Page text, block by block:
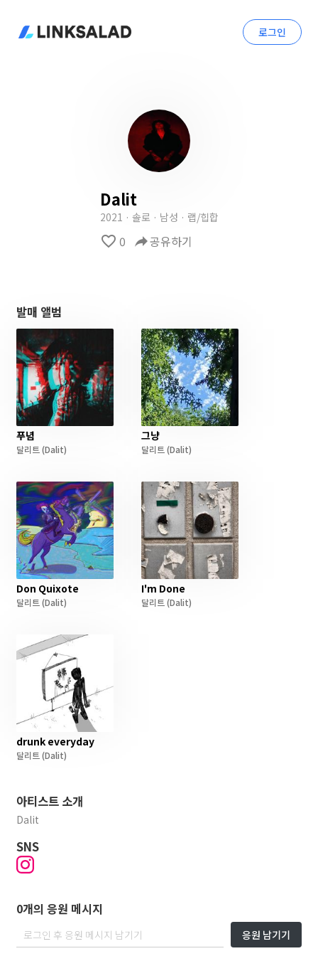
로그인
Dalit
2021 · 솔로 · 남성 · 랩/힙합
favorite_border 0 reply공유하기
발매 앨범
푸념
달리트 (Dalit)
그냥
달리트 (Dalit)
Don Quixote
달리트 (Dalit)
I'm Done
달리트 (Dalit)
drunk everyday
달리트 (Dalit)
아티스트 소개
Dalit
SNS
0개의 응원 메시지
응원 남기기